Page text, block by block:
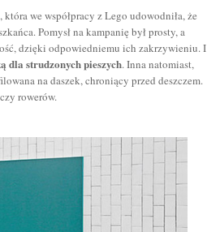
we współpracy z Lego udowodniła, że
Pomysł na kampanię był prosty, a
dzięki odpowiedniemu ich zakrzywieniu. I
dla strudzonych pieszych. Inna natomiast,
na daszek, chroniący przed deszczem.
rowerów.